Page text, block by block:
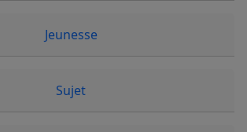
Jeunesse
Sujet